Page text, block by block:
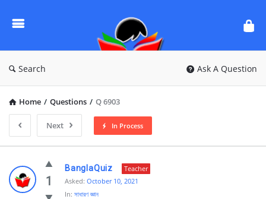
Questions
Search Ask A Question
Home / Questions / Q 6903
Next In Process
Ask
Questions
1
BanglaQuiz
Teacher
Asked: October 10, 2021
In: সাধারণ জ্ঞান